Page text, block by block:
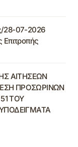
28-07-2026
Επιτροπής
ΑΙΤΗΣΕΩΝ
ΠΡΟΣΩΡΙΝΩΝ
ΤΟΥ